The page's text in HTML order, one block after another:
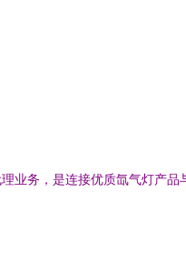
业务，是连接优质氙气灯产品